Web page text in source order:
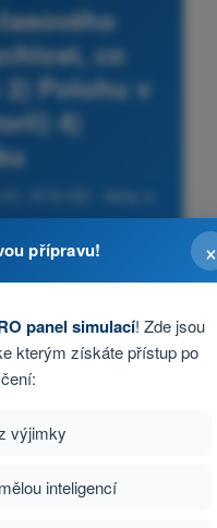
co
Polohu v
4)
STS-02) - testy a
×
přípravu!
panel simulací! Zde jsou
kterým získáte přístup po
výjimky
inteligencí